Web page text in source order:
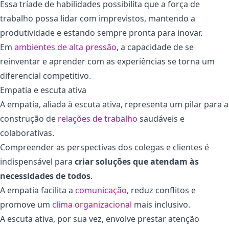
Essa tríade de habilidades possibilita que a força de
trabalho possa lidar com imprevistos, mantendo a
produtividade e estando sempre pronta para inovar.
Em ambientes de alta pressão, a capacidade de se
reinventar e aprender com as experiências se torna um
diferencial competitivo.
Empatia e escuta ativa
A empatia, aliada à escuta ativa, representa um pilar para a
construção de relações de trabalho saudáveis e
colaborativas.
Compreender as perspectivas dos colegas e clientes é
indispensável para criar soluções que atendam às
necessidades de todos.
A empatia facilita a comunicação, reduz conflitos e
promove um clima organizacional mais inclusivo.
A escuta ativa, por sua vez, envolve prestar atenção